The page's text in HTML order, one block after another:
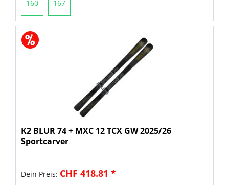
160 167
K2 BLUR 74 + MXC 12 TCX GW 2025/26
Sportcarver
Dein Preis: CHF 418.81 *